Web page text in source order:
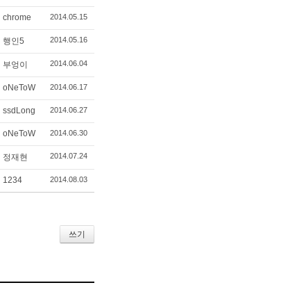
chrome 2014.05.15
행인5 2014.05.16
부엉이 2014.06.04
oNeToW 2014.06.17
ssdLong 2014.06.27
oNeToW 2014.06.30
정재현 2014.07.24
1234 2014.08.03
쓰기